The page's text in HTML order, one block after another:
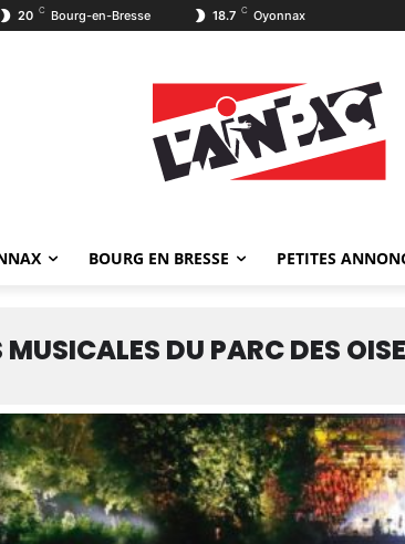
20 C Bourg-en-Bresse 18.7 C Oyonnax
BOURG EN BRESSE PETITES
MUSICALES DU PARC DES